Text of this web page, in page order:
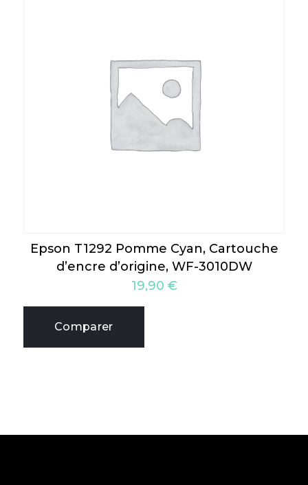
Epson T1292 Pomme Cyan, Cartouche
d’encre d’origine, WF-3010DW
19,90 €
Comparer